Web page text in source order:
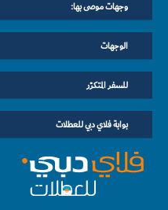
وجهات موصى بها:
الوجهات
للسفر المتكرّر
بوابة فلاي دبي للعطلات